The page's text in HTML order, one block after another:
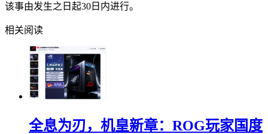
该事由发生之日起30日内进行。
相关阅读
全息为刃，机皇新章：ROG玩家国度